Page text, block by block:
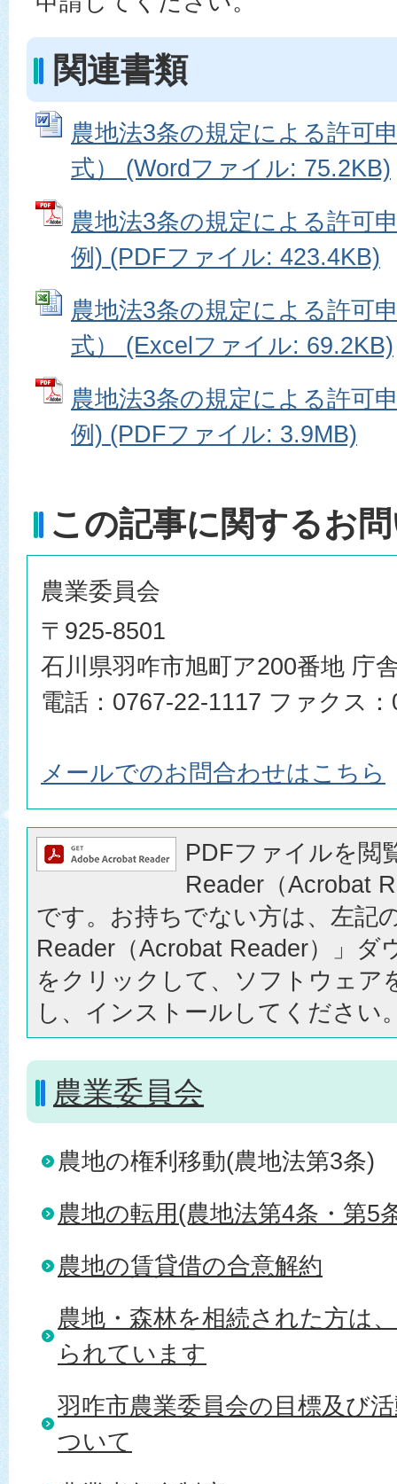
関連書類
農地法3条の規定による許可
式） (Wordファイル: 75.2KB)
農地法3条の規定による許可
例) (PDFファイル: 423.4KB)
農地法3条の規定による許可
式） (Excelファイル: 69.2KB)
農地法3条の規定による許可
例) (PDFファイル: 3.9MB)
この記事に関するお
農業委員会
〒925-8501
石川県羽咋市旭町ア200番地 庁
電話：0767-22-1117 ファクス
メールでのお問合わせはこちら
PDFファイルを閲
Reader（Acrobat
です。お持ちでない方は、左記
Reader（Acrobat Reader）」ダ
をクリックして、ソフトウェア
し、インストールしてください
農業委員会
農地の権利移動(農地法第3条)
農地の転用(農地法第4条・第5
農地の賃貸借の合意解約
農地・森林を相続された方は
られています
羽咋市農業委員会の目標及び
ついて